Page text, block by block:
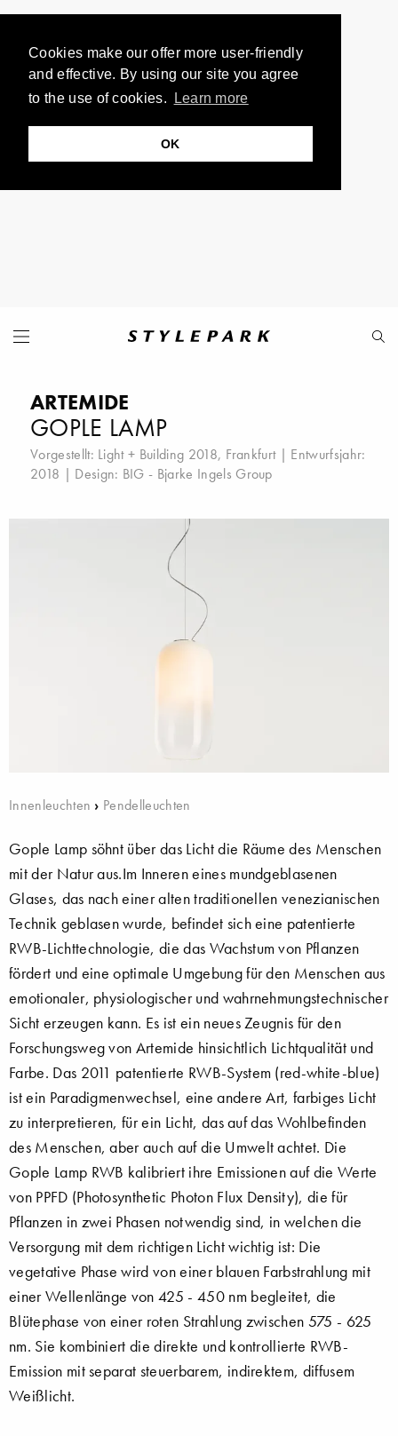
Cookies make our offer more user-friendly
and effective. By using our site you agree
to the use of cookies.
Learn more
OK
ARTEMIDE
GOPLE LAMP
Vorgestellt: Light + Building 2018, Frankfurt| Entwurfsjahr:
2018 | Design: BIG - Bjarke Ingels Group
Innenleuchten › Pendelleuchten
Gople Lamp söhnt über das Licht die Räume des Menschen
mit der Natur aus.Im Inneren eines mundgeblasenen
Glases, das nach einer alten traditionellen venezianischen
Technik geblasen wurde, befindet sich eine patentierte
RWB-Lichttechnologie, die das Wachstum von Pflanzen
fördert und eine optimale Umgebung für den Menschen aus
emotionaler, physiologischer und wahrnehmungstechnischer
Sicht erzeugen kann. Es ist ein neues Zeugnis für den
Forschungsweg von Artemide hinsichtlich Lichtqualität und
Farbe. Das 2011 patentierte RWB-System (red-white-blue)
ist ein Paradigmenwechsel, eine andere Art, farbiges Licht
zu interpretieren, für ein Licht, das auf das Wohlbefinden
des Menschen, aber auch auf die Umwelt achtet. Die
Gople Lamp RWB kalibriert ihre Emissionen auf die Werte
von PPFD (Photosynthetic Photon Flux Density), die für
Pflanzen in zwei Phasen notwendig sind, in welchen die
Versorgung mit dem richtigen Licht wichtig ist: Die
vegetative Phase wird von einer blauen Farbstrahlung mit
einer Wellenlänge von 425 - 450 nm begleitet, die
Blütephase von einer roten Strahlung zwischen 575 - 625
nm. Sie kombiniert die direkte und kontrollierte RWB-
Emission mit separat steuerbarem, indirektem, diffusem
Weißlicht.